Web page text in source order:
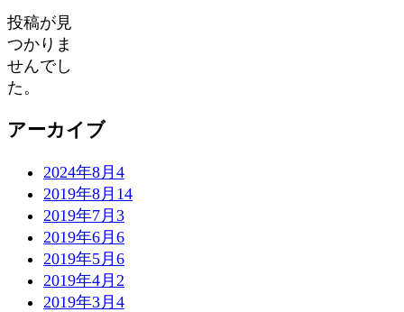
投稿が見
つかりま
せんでし
た。
アーカイブ
2024年8月 4
2019年8月 14
2019年7月 3
2019年6月 6
2019年5月 6
2019年4月 2
2019年3月 4